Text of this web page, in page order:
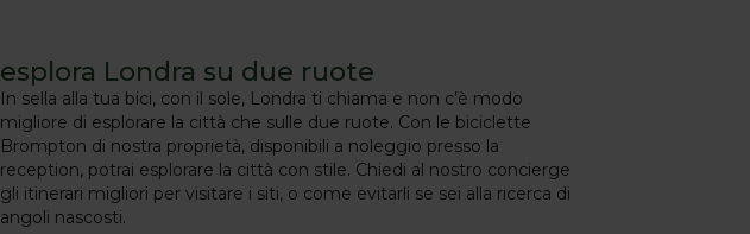
esplora Londra su due ruote
In sella alla tua bici, con il sole, Londra ti chiama e non c’è modo
migliore di esplorare la città che sulle due ruote. Con le biciclette
Brompton di nostra proprietà, disponibili a noleggio presso la
reception, potrai esplorare la città con stile. Chiedi al nostro concierge
gli itinerari migliori per visitare i siti, o come evitarli se sei alla ricerca di
angoli nascosti.